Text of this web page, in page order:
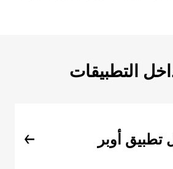
التطبيقات
تطبيق أوبر